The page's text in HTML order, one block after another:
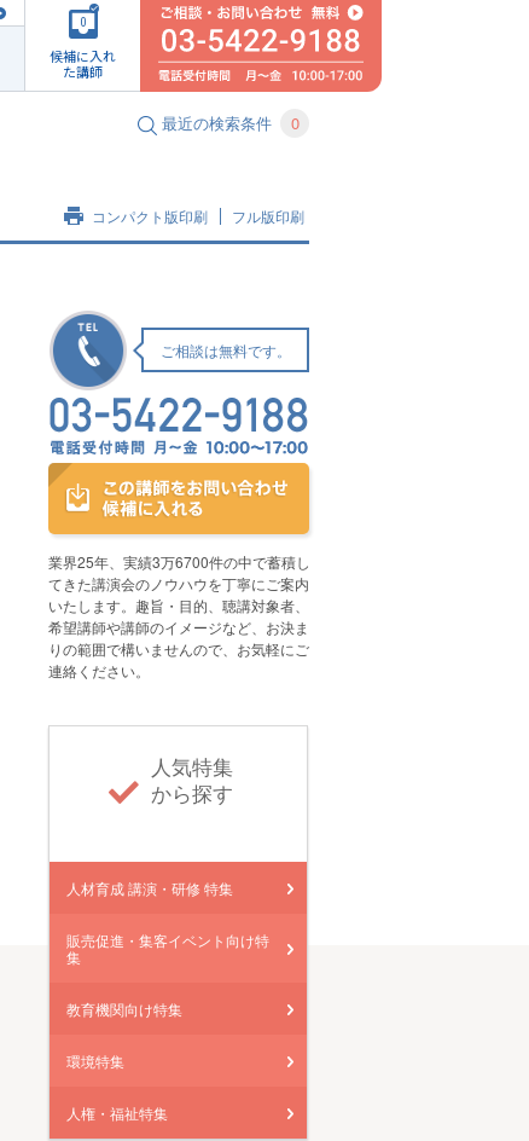
0
候補に入れ
た講師
最近の検索条件 0
コンパクト版印刷 フル版印刷
ご相談は無料です。
業界25年、実績3万6700件の中で蓄積し
てきた講演会のノウハウを丁寧にご案内
いたします。趣旨・目的、聴講対象者、
希望講師や講師のイメージなど、お決ま
りの範囲で構いませんので、お気軽にご
連絡ください。
人気特集
から探す
人材育成 講演・研修 特集
販売促進・集客イベント向け特
集
教育機関向け特集
環境特集
人権・福祉特集